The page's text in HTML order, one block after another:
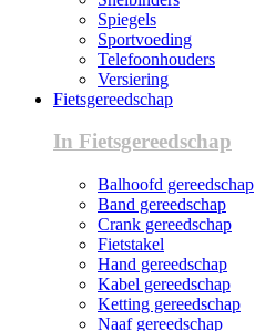
Spiegels
Sportvoeding
Telefoonhouders
Versiering
Fietsgereedschap
In Fietsgereedschap
Balhoofd gereedschap
Band gereedschap
Crank gereedschap
Fietstakel
Hand gereedschap
Kabel gereedschap
Ketting gereedschap
Naaf gereedschap